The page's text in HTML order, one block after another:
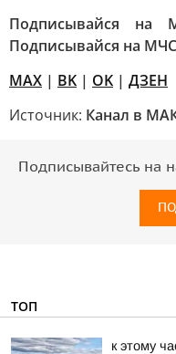
Подписывайся
Подписывайся на
MAX | BK | OK | ДЗЕН
Источник: Канал в
Подписывайтесь на
ТОП
к этому